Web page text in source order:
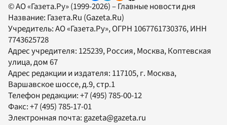
© АО «Газета.Ру» (1999-2026) – Главные новости дня
Название: Газета.Ru (Gazeta.Ru)
Учредитель:АО «Газета.Ру», ОГРН 1067761730376, ИНН
7743625728
Адрес учредителя: 125239, Россия, Москва, Коптевская
улица, дом 67
Адрес редакции и издателя: 117105, г. Москва,
Варшавское шоссе, д.9, стр.1
Телефон редакции:+7 (495) 785-00-12
Факс:+7 (495) 785-17-01
Электронная почта:gazeta@gazeta.ru